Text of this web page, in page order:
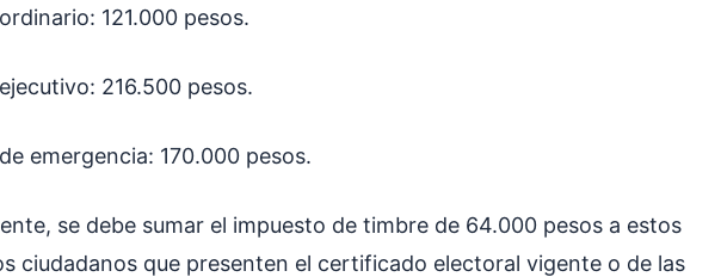
121.000 pesos.
216.500 pesos.
emergencia: 170.000 pesos.
se debe sumar el impuesto de timbre de 64.000 pesos a estos
ciudadanos que presenten el certificado electoral vigente o de las